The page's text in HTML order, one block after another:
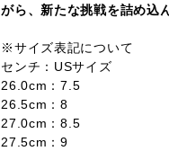
がら、新たな挑戦を詰め込
※サイズ表記について
センチ：USサイズ
26.0cm：7.5
26.5cm：8
27.0cm：8.5
27.5cm：9